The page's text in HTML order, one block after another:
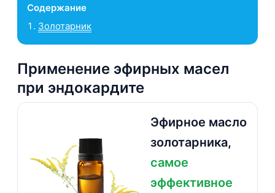
Содержание
Золотарник
Применение эфирных масел
при эндокардите
Эфирное масло
золотарника,
самое
эффективное